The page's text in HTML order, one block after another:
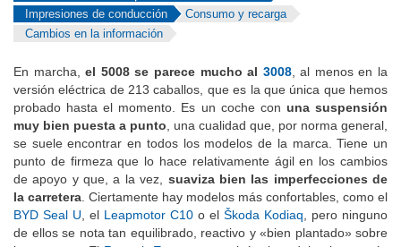
Información general
Impresiones del interior
Impresiones de conducción
En marcha,el 5008 se parece mucho al 3008, al menos en la
versión eléctrica de 213 caballos, que es la que única que hemos
probado hasta el momento. Es un coche conuna suspensión
muy bien puesta a punto, una cualidad que, por norma general,
se suele encontrar en todos los modelos de la marca. Tiene un
punto de firmeza que lo hace relativamente ágil en los cambios
de apoyo y que, a la vez,suaviza bien las imperfecciones de
la carretera . Ciertamente hay modelos más confortables, como el
BYD Seal U, el Leapmotor C10 o elŠkoda Kodiaq, pero ninguno